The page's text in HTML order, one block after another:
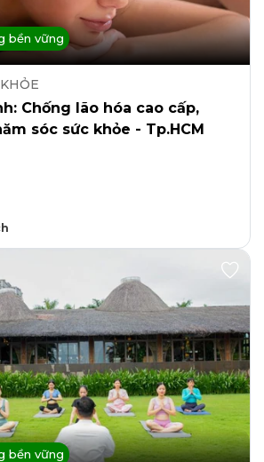
bền vững
Chống lão hóa cao cấp,
sóc sức khỏe - Tp.HCM
bền vững